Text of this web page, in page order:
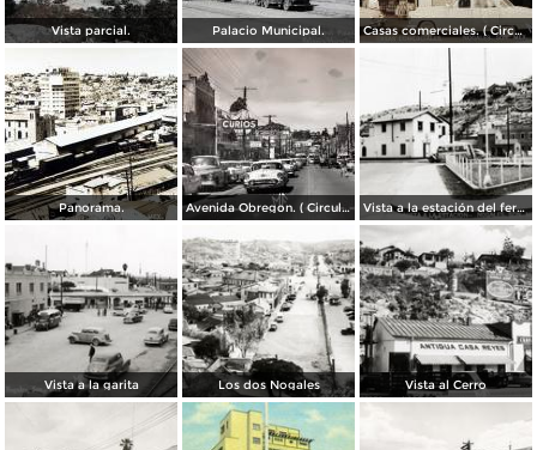
Vista parcial. Palacio Municipal. Casas comerciales. ( Circulada el 11 de Enero de 1957 ).
Panorama. Avenida Obregon. ( Circulada el 27 de Junio de 1958 ). Vista a la estación del ferrocarril
Vista a la garita Los dos Nogales Vista al Cerro